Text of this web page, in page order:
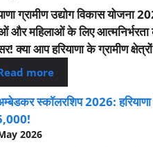
ग्रामीण उद्योग विकास योजना
और महिलाओं के लिए आत्मनिर्भरता
क्या आप हरियाणा के ग्रामीण
more
स्कॉलरशिप 2026: हरियाणा
2026